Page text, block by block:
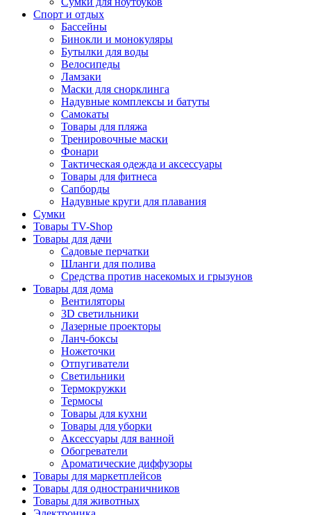
Спорт и отдых
Бассейны
Бинокли и монокуляры
Бутылки для воды
Велосипеды
Ламзаки
Маски для снорклинга
Надувные комплексы и батуты
Самокаты
Товары для пляжа
Тренировочные маски
Фонари
Тактическая одежда и аксессуары
Товары для фитнеса
Сапборды
Надувные круги для плавания
Сумки
Товары TV-Shop
Товары для дачи
Садовые перчатки
Шланги для полива
Средства против насекомых и грызунов
Товары для дома
Вентиляторы
3D светильники
Лазерные проекторы
Ланч-боксы
Ножеточки
Отпугиватели
Светильники
Термокружки
Термосы
Товары для кухни
Товары для уборки
Аксессуары для ванной
Обогреватели
Ароматические диффузоры
Товары для маркетплейсов
Товары для одностраничников
Товары для животных